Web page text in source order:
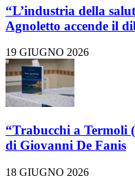
“L’industria della
Agnoletto accende il
19 GIUGNO 2026
“Trabucchi a Termoli
di Giovanni De Fanis
18 GIUGNO 2026